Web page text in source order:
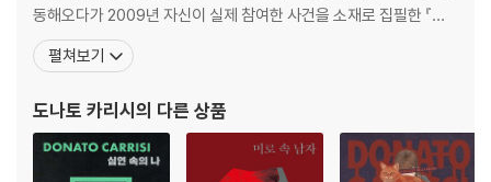
동해오다가 2009년 자신이 실제 참여한 사건을 소재로 집필한 『속
삭이는 자』로 데뷔, 이탈리아에서만 250만 부가 팔리며 유럽 문학계
에 돌풍을 일으켰다. 이 작품으로 작가는 이탈리아의 가장 유력한 문
며 작품성과 흥행성을 모두 인정받았다. 스릴러
펼쳐보기
도나토 카리시 의 다른 상품